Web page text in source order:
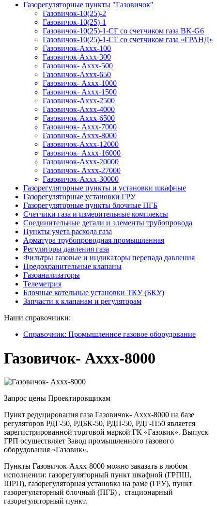
Газорегуляторные пункты "Газовичок"
Газовичок-10(25)-2
Газовичок-10(25)-1
Газовичок-10(25)-1-СГ со счетчиком газа BK-G6
Газовичок-10(25)-1-СГ со счетчиком газа «ГРАНД»
Газовичок-Аххх-100
Газовичок-Аххх-300
Газовичок- Аххх-500
Газовичок-Аххх-650
Газовичок- Аххх-1000
Газовичок- Аххх-1500
Газовичок-Аххх-2500
Газовичок-Аххх-4000
Газовичок-Аххх-6500
Газовичок- Аххх-7000
Газовичок- Аххх-8000
Газовичок-Аххх-12000
Газовичок- Аххх-16000
Газовичок-Аххх-20000
Газовичок- Аххх-27000
Газовичок-Аххх-30000
Газорегуляторные пункты и установки шкафные
Газорегуляторные установки ГРУ
Газорегуляторные пункты блочные ПГБ
Счетчики газа и измерительные комплексы
Соединительные детали и элементы трубопровода
Пункты учета расхода газа
Арматура трубопроводная промышленная
Регуляторы давления газа
Фильтры газовые и индикаторы перепада давления
Предохранительные клапаны
Газоанализаторы
Телеметрия
Блочные котельные установки ТКУ (БКУ)
Запчасти к клапанам и регуляторам
Наши справочники:
Справочник: Промышленное газовое оборудование
Газовичок- Аххх-8000
Запрос цены Проектировщикам
Пункт редуцирования газа Газовичок- Аххх-8000 на базе
регуляторов РДГ-50, РДБК-50, РДП-50, РДГ-П50 является
зарегистрированной торговой маркой ГК «Газовик». Выпуск
ГРП осуществляет Завод промышленного газового
оборудования «Газовик».
Пункты Газовичок-Аххх-8000 можно заказать в любом
исполнении: газорегуляторный пункт шкафной (ГРПШ,
ШРП), газорегуляторная установка на раме (ГРУ), пункт
газорегуляторный блочный (ПГБ) , стационарный
газорегуляторный пункт.